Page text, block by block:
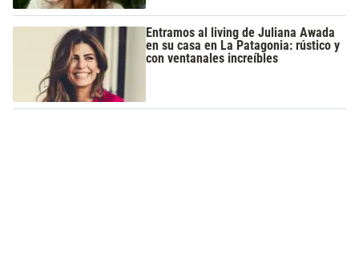
Entramos al living de Juliana Awada
en su casa en La Patagonia: rústico y
con ventanales increíbles